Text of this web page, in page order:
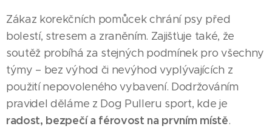
Zákaz korekčních pomůcek chrání psy před
bolestí, stresem a zraněním. Zajišťuje také, že
soutěž probíhá za stejných podmínek pro všechny
týmy – bez výhod či nevýhod vyplývajících z
použití nepovoleného vybavení. Dodržováním
pravidel děláme z Dog Pulleru sport, kde je
radost, bezpečí a férovost na prvním místě.